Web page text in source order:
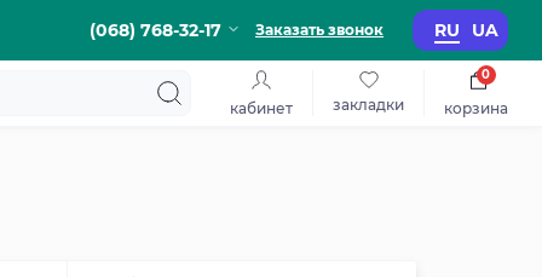
(068) 768-32-17 Заказать звонок RU UA
кабинет закладки корзина
0